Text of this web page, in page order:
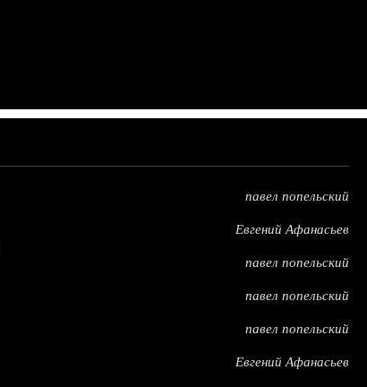
павел попельский
Евгений Афанасьев
павел попельский
павел попельский
павел попельский
Евгений Афанасьев